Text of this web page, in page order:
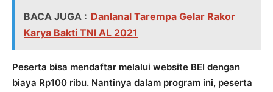
BACA JUGA : Danlanal Tarempa Gelar Rakor
Karya Bakti TNI AL 2021
Peserta bisa mendaftar melalui website BEI dengan
biaya Rp100 ribu. Nantinya dalam program ini, peserta